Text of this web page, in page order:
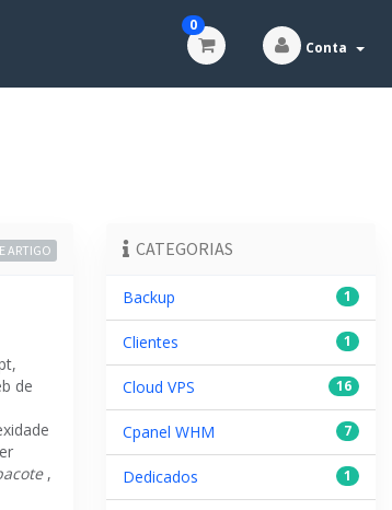
0
Conta
CATEGORIAS
1
Backup
1
Clientes
16
Cloud VPS
7
Cpanel WHM
1
Dedicados
ARTIGO
de
,